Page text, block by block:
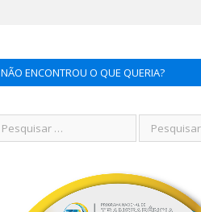
NÃO ENCONTROU O QUE QUERIA?